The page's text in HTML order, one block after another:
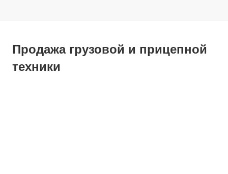
Продажа грузовой и прицепной
техники